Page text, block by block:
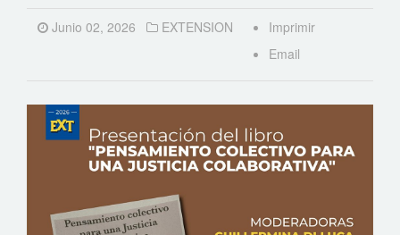
Junio 02, 2026 EXTENSION
Imprimir
Email